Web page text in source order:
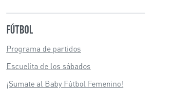
Fútbol
Programa de partidos
Escuelita de los sábados
¡Sumate al Baby Fútbol Femenino!